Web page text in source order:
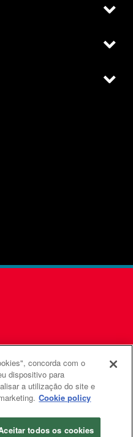
é uma agência da Igreja
Unida
Unidas. Todos os direitos
concorda com o
dispositivo para
a utilização do site e
Cookie policy
todos os cookies